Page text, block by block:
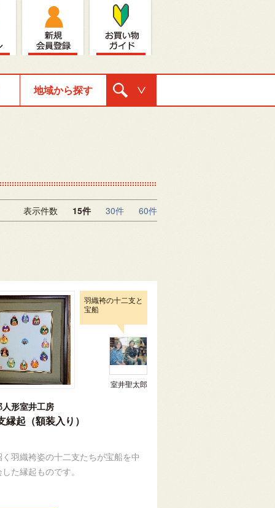
地域から探す
表示件数 15件 30件 60件
羽織袴の十二支と
宝船
室井聖太郎
形室井工房
縁起（額装入り）
羽織袴姿の十二支たちが宝船を中
た縁起ものです。